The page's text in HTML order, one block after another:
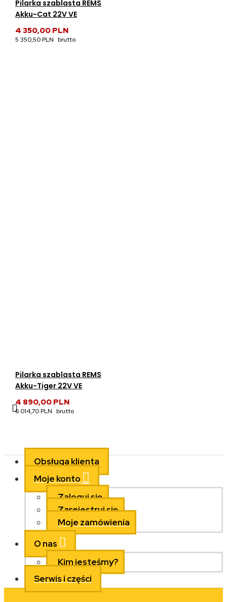
Pilarka szablasta REMS
Akku-Cat 22V VE
4 350,00 PLN
5 350,50 PLN
Pilarka szablasta REMS
Akku-Tiger 22V VE
4 890,00 PLN
6 014,70 PLN
Obsługa klienta
Moje konto
Zaloguj się
Zarejestruj się
Moje zamówienia
O nas
Kim jesteśmy?
Serwis i części